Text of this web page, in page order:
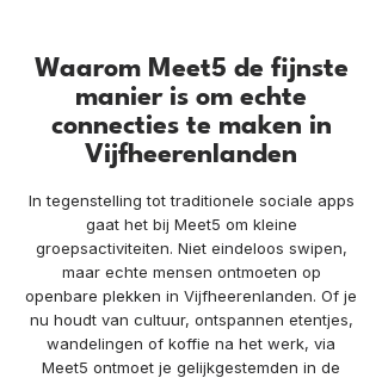
Waarom Meet5 de fijnste
manier is om echte
connecties te maken in
Vijfheerenlanden
In tegenstelling tot traditionele sociale apps
gaat het bij Meet5 om kleine
groepsactiviteiten. Niet eindeloos swipen,
maar echte mensen ontmoeten op
openbare plekken in Vijfheerenlanden. Of je
nu houdt van cultuur, ontspannen etentjes,
wandelingen of koffie na het werk, via
Meet5 ontmoet je gelijkgestemden in de